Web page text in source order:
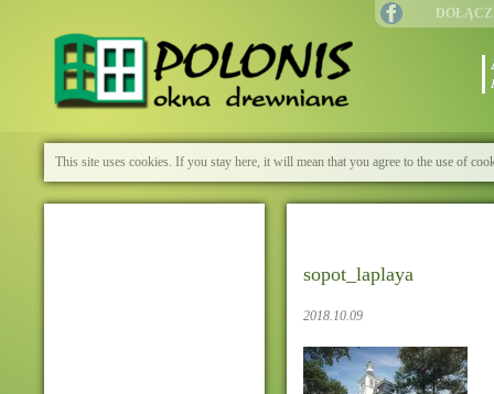
This site uses cookies. If you stay here, it will mean that you agree to the use of
sopot_laplaya
2018.10.09